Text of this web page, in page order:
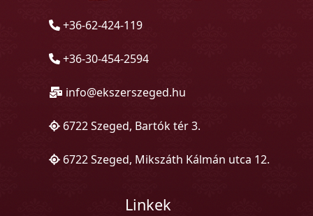
+36-62-424-119
+36-30-454-2594
info@ekszerszeged.hu
6722 Szeged, Bartók tér 3.
6722 Szeged, Mikszáth Kálmán utca 12.
Linkek